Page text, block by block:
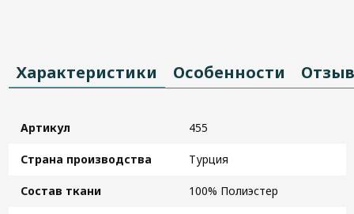
Характеристики Особенности
Артикул 455
Страна производства Турция
Состав ткани 100% Полиэстер